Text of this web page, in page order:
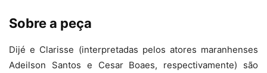
Sobre a peça
Dijé e Clarisse (interpretadas pelos atores maranhenses
Adeilson Santos e Cesar Boaes, respectivamente) são